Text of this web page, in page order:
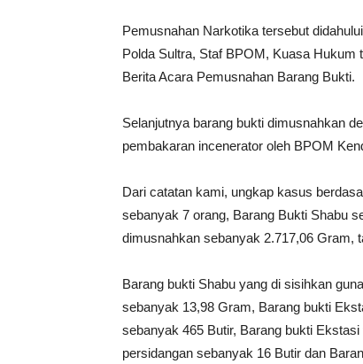
Pemusnahan Narkotika tersebut
Polda Sultra, Staf BPOM, Kuasa Hukum
Berita Acara Pemusnahan Barang Bukti.
Selanjutnya barang bukti dimusnahkan
pembakaran incenerator oleh BPOM
Dari catatan kami, ungkap kasus
sebanyak 7 orang, Barang Bukti Shabu
dimusnahkan sebanyak 2.717,06 Gram,
Barang bukti Shabu yang di sisihkan
sebanyak 13,98 Gram, Barang bukti
sebanyak 465 Butir, Barang bukti
persidangan sebanyak 16 Butir dan